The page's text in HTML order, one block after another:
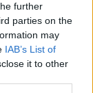
further
parties on the
may
IAB’s List of
it to other